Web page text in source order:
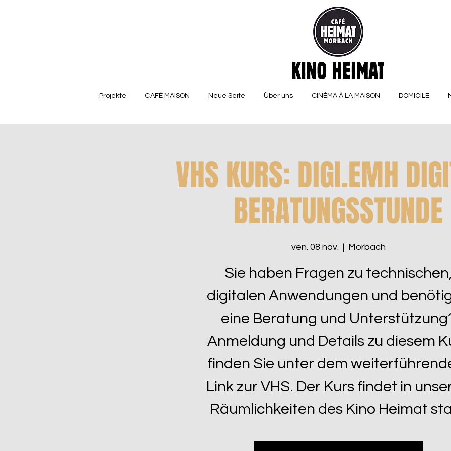
Projekte CAFÉ MAISON Neue Seite Über uns CINÉMA À LA MAISON DOMICILE
VHS KURS: DIGI.EMH
BERATUNGSSTUNDE
ven. 08 nov.
  |
Morbach
Sie haben Fragen zu technischen,
digitalen Anwendungen und
eine Beratung und
Anmeldung und Details zu diesem
finden Sie unter dem
Link zur VHS. Der Kurs findet in
Räumlichkeiten des Kino Heimat